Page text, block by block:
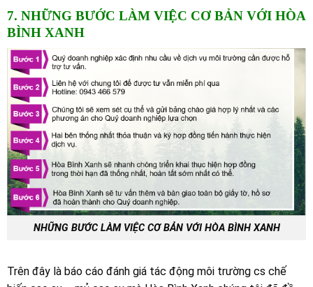
7. NHỮNG BƯỚC LÀM VIỆC CƠ BẢN VỚI HÒA
BÌNH XANH
NHỮNG BƯỚC LÀM VIỆC CƠ BẢN VỚI HÒA BÌNH XANH
Trên đây là báo cáo đánh giá tác động môi trường cs chế